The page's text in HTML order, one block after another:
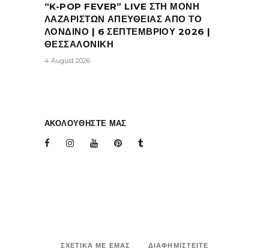
“K-POP FEVER” LIVE ΣΤΗ ΜΟΝΗ
ΛΑΖΑΡΙΣΤΩΝ ΑΠΕΥΘΕΙΑΣ ΑΠΟ ΤΟ
ΛΟΝΔΙΝΟ | 6 ΣΕΠΤΕΜΒΡΙΟΥ 2026 |
ΘΕΣΣΑΛΟΝΙΚΗ
4 August 2026
ΑΚΟΛΟΥΘΗΣΤΕ ΜΑΣ
ΣΧΕΤΙΚΑ ΜΕ ΕΜΑΣ ΔΙΑΦΗΜΙΣΤΕΙΤΕ